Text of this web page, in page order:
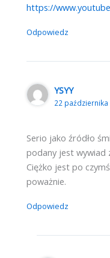
https://
Odpowiedz
YSYY
22
Serio jako źródło
podany jest wywiad
Ciężko jest po
poważnie.
Odpowiedz